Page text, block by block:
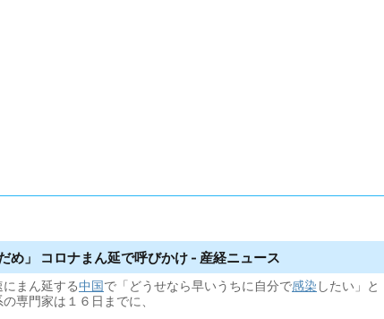
め」 コロナまん延で呼びかけ - 産経ニュース
にまん延する中国で「どうせなら早いうちに自分で感染 したい」と
専門家は１６日までに、